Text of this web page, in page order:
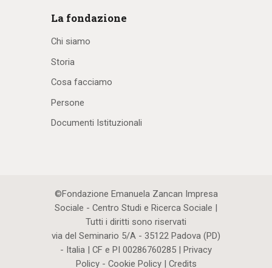
La fondazione
Chi siamo
Storia
Cosa facciamo
Persone
Documenti Istituzionali
©Fondazione Emanuela Zancan Impresa
Sociale - Centro Studi e Ricerca Sociale |
Tutti i diritti sono riservati
via del Seminario 5/A - 35122 Padova (PD)
- Italia | CF e PI 00286760285 | Privacy
Policy- Cookie Policy| Credits